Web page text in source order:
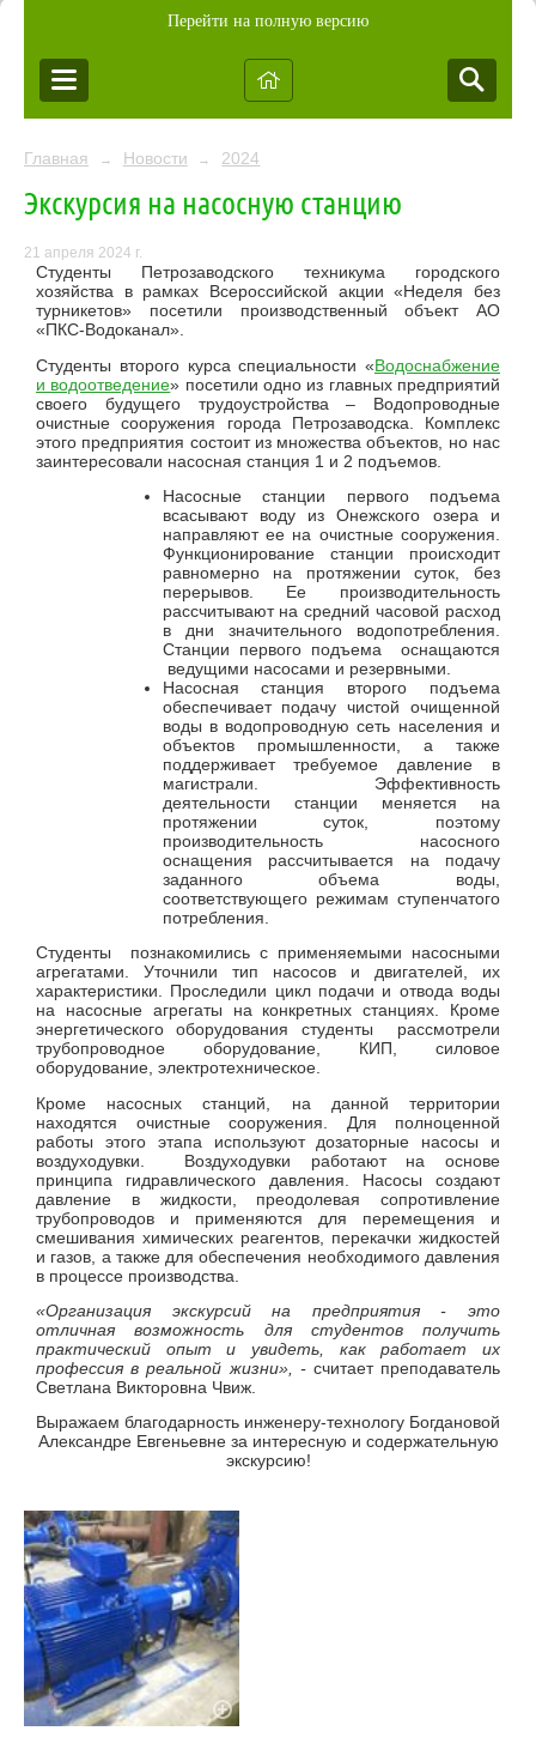
Перейти на полную версию
Главная → Новости → 2024
Экскурсия на насосную станцию
21 апреля 2024 г.
Студенты Петрозаводского техникума городского
хозяйства в рамках Всероссийской акции «Неделя без
турникетов» посетили производственный объект АО
«ПКС-Водоканал».
Студенты второго курса специальности «Водоснабжение
и водоотведение» посетили одно из главных предприятий
своего будущего трудоустройства – Водопроводные
очистные сооружения города Петрозаводска. Комплекс
этого предприятия состоит из множества объектов, но нас
заинтересовали насосная станция 1 и 2 подъемов.
Насосные станции первого подъема
всасывают воду из Онежского озера и
направляют ее на очистные сооружения.
Функционирование станции происходит
равномерно на протяжении суток, без
перерывов. Ее производительность
рассчитывают на средний часовой расход
в дни значительного водопотребления.
Станции первого подъема оснащаются
ведущими насосами и резервными.
Насосная станция второго подъема
обеспечивает подачу чистой очищенной
воды в водопроводную сеть населения и
объектов промышленности, а также
поддерживает требуемое давление в
магистрали. Эффективность
деятельности станции меняется на
протяжении суток, поэтому
производительность насосного
оснащения рассчитывается на подачу
заданного объема воды,
соответствующего режимам ступенчатого
потребления.
Студенты познакомились с применяемыми насосными
агрегатами. Уточнили тип насосов и двигателей, их
характеристики. Проследили цикл подачи и отвода воды
на насосные агрегаты на конкретных станциях. Кроме
энергетического оборудования студенты рассмотрели
трубопроводное оборудование, КИП, силовое
оборудование, электротехническое.
Кроме насосных станций, на данной территории
находятся очистные сооружения. Для полноценной
работы этого этапа используют дозаторные насосы и
воздуходувки. Воздуходувки работают на основе
принципа гидравлического давления. Насосы создают
давление в жидкости, преодолевая сопротивление
трубопроводов и применяются для перемещения и
смешивания химических реагентов, перекачки жидкостей
и газов, а также для обеспечения необходимого давления
в процессе производства.
«Организация экскурсий на предприятия - это
отличная возможность для студентов получить
практический опыт и увидеть, как работает их
профессия в реальной жизни», - считает преподаватель
Светлана Викторовна Чвиж.
Выражаем благодарность инженеру-технологу Богдановой
Александре Евгеньевне за интересную и содержательную
экскурсию!